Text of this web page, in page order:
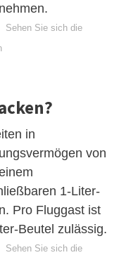
Sehen Sie sich die
in
von
1-Liter-
Pro Fluggast ist
Beutel zulässig.
Sehen Sie sich die